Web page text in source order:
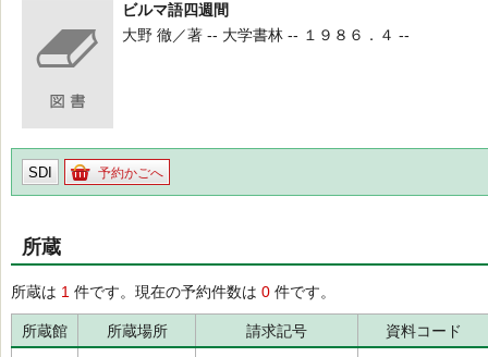
ビルマ語四週間
大野 徹／著 -- 大学書林 -- １９８６．４ --
SDI 予約かごへ
所蔵
所蔵は 1 件です。現在の予約件数は 0 件です。
所蔵館 所蔵場所 請求記号 資料コード